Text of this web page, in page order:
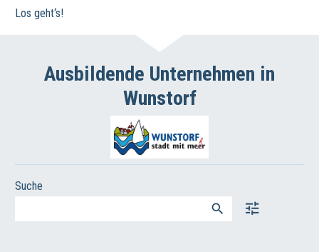
Los geht‘s!
Ausbildende Unternehmen in
Wunstorf
Suche